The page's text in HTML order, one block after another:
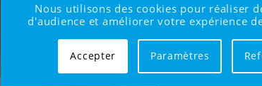
Nous utilisons des cookies pour réaliser
d'audience et améliorer votre expérience
Accepter Paramètres